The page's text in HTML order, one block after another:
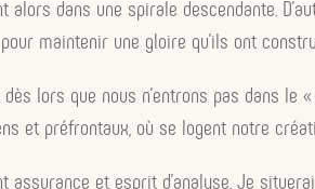
dans une spirale descendante.
maintenir une gloire qu’ils ont
lors que nous n’entrons pas dans
et préfrontaux, où se logent notre
et esprit d’analyse. Je